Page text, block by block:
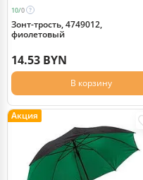
10/0
Зонт-трость, 4749012,
фиолетовый
14.53 BYN
В корзину
Акция